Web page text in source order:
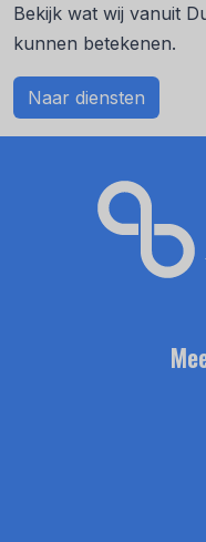
Bekijk wat wij vanuit
kunnen betekenen.
Naar diensten